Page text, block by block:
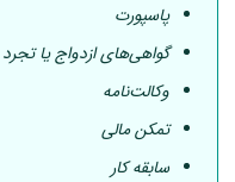
پاسپورت
گواهی‌های ازدواج یا
وکالت‌نامه
تمکن مالی
سابقه کار